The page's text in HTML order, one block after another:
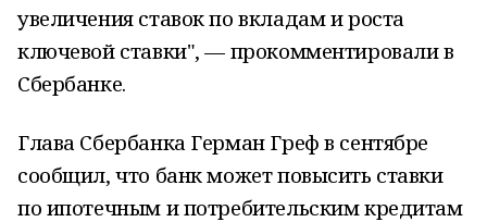
увеличения ставок по вкладам и роста
ключевой ставки", — прокомментировали в
Сбербанке.
Глава Сбербанка Герман Греф в сентябре
сообщил, что банк может повысить ставки
по ипотечным и потребительским кредитам